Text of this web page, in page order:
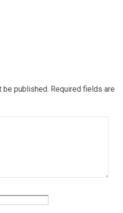
be published. Required fields are